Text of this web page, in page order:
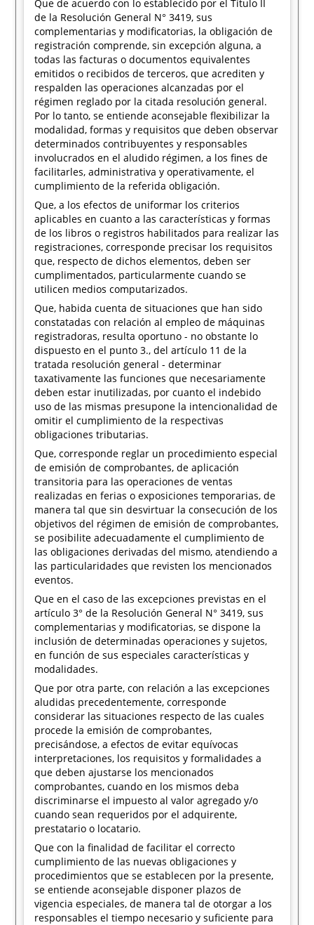
Que de acuerdo con lo establecido por el Título II
de la Resolución General N° 3419, sus
complementarias y modificatorias, la obligación de
registración comprende, sin excepción alguna, a
todas las facturas o documentos equivalentes
emitidos o recibidos de terceros, que acrediten y
respalden las operaciones alcanzadas por el
régimen reglado por la citada resolución general.
Por lo tanto, se entiende aconsejable flexibilizar la
modalidad, formas y requisitos que deben observar
determinados contribuyentes y responsables
involucrados en el aludido régimen, a los fines de
facilitarles, administrativa y operativamente, el
cumplimiento de la referida obligación.
Que, a los efectos de uniformar los criterios
aplicables en cuanto a las características y formas
de los libros o registros habilitados para realizar las
registraciones, corresponde precisar los requisitos
que, respecto de dichos elementos, deben ser
cumplimentados, particularmente cuando se
utilicen medios computarizados.
Que, habida cuenta de situaciones que han sido
constatadas con relación al empleo de máquinas
registradoras, resulta oportuno - no obstante lo
dispuesto en el punto 3., del artículo 11 de la
tratada resolución general - determinar
taxativamente las funciones que necesariamente
deben estar inutilizadas, por cuanto el indebido
uso de las mismas presupone la intencionalidad de
omitir el cumplimiento de la respectivas
obligaciones tributarias.
Que, corresponde reglar un procedimiento especial
de emisión de comprobantes, de aplicación
transitoria para las operaciones de ventas
realizadas en ferias o exposiciones temporarias, de
manera tal que sin desvirtuar la consecución de los
objetivos del régimen de emisión de comprobantes,
se posibilite adecuadamente el cumplimiento de
las obligaciones derivadas del mismo, atendiendo a
las particularidades que revisten los mencionados
eventos.
Que en el caso de las excepciones previstas en el
artículo 3° de la Resolución General N° 3419, sus
complementarias y modificatorias, se dispone la
inclusión de determinadas operaciones y sujetos,
en función de sus especiales características y
modalidades.
Que por otra parte, con relación a las excepciones
aludidas precedentemente, corresponde
considerar las situaciones respecto de las cuales
procede la emisión de comprobantes,
precisándose, a efectos de evitar equívocas
interpretaciones, los requisitos y formalidades a
que deben ajustarse los mencionados
comprobantes, cuando en los mismos deba
discriminarse el impuesto al valor agregado y/o
cuando sean requeridos por el adquirente,
prestatario o locatario.
Que con la finalidad de facilitar el correcto
cumplimiento de las nuevas obligaciones y
procedimientos que se establecen por la presente,
se entiende aconsejable disponer plazos de
vigencia especiales, de manera tal de otorgar a los
responsables el tiempo necesario y suficiente para